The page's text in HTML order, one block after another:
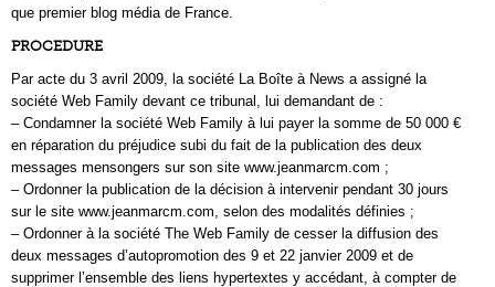
que premier blog média de France.
PROCEDURE
Par acte du 3 avril 2009, la société La Boîte à News a assigné la
société Web Family devant ce tribunal, lui demandant de :
– Condamner la société Web Family à lui payer la somme de 50 000 €
en réparation du préjudice subi du fait de la publication des deux
messages mensongers sur son site www.jeanmarcm.com ;
– Ordonner la publication de la décision à intervenir pendant 30 jours
sur le site www.jeanmarcm.com, selon des modalités définies ;
– Ordonner à la société The Web Family de cesser la diffusion des
deux messages d’autopromotion des 9 et 22 janvier 2009 et de
supprimer l’ensemble des liens hypertextes y accédant, à compter de